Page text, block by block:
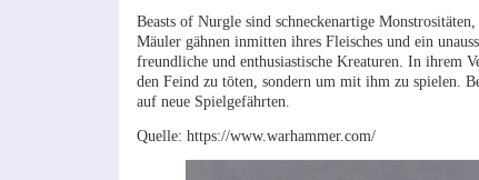
Beasts of Nurgle sind schneckenartige
Mäuler gähnen inmitten ihres Fleisches und ein
freundliche und enthusiastische Kreaturen. In ihrem
den Feind zu töten, sondern um mit ihm zu spielen.
auf neue Spielgefährten.
Quelle: https://www.warhammer.com/